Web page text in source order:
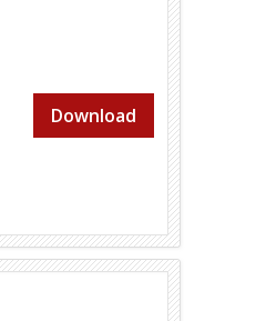
Download